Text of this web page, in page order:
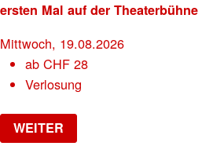
ersten Mal auf der Theaterbühne
Mittwoch, 19.08.2026
abCHF 28
Verlosung
WEITER